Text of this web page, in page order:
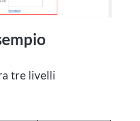
tre livelli